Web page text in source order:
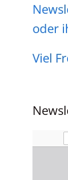
oder
Viel